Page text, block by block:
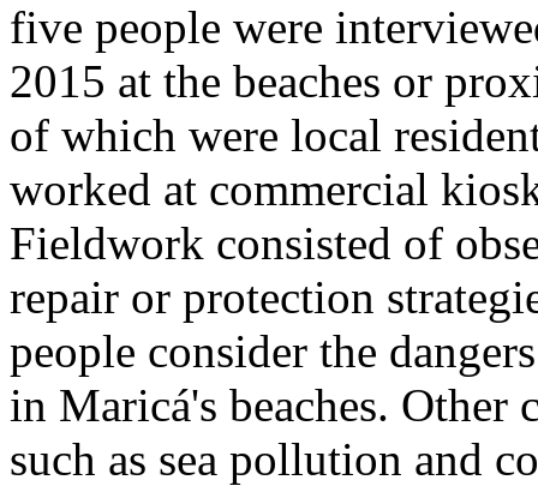
five people were
2015 at the beaches or
of which were local
worked at commercial
Fieldwork consisted of
repair or protection
people consider the
in Maricá's beaches. Other
such as sea pollution and